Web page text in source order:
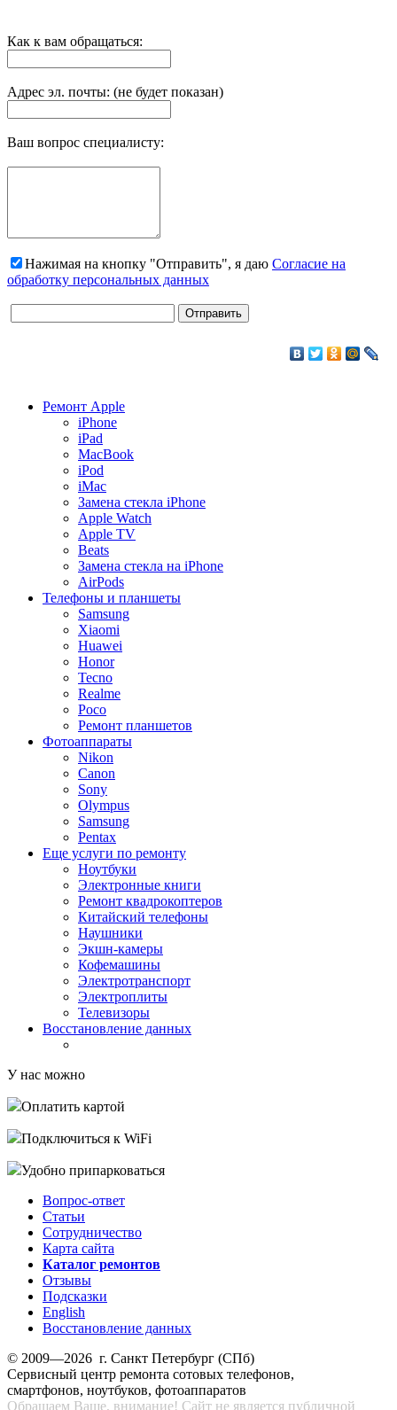
Как к вам обращаться:
Адрес эл. почты: (не будет показан)
Ваш вопрос специалисту:
Нажимая на кнопку "Отправить", я даю Согласие на
обработку персональных данных
Ремонт Apple
iPhone
iPad
MacBook
iPod
iMac
Замена стекла iPhone
Apple Watch
Apple TV
Beats
Замена стекла на iPhone
AirPods
Телефоны и планшеты
Samsung
Xiaomi
Huawei
Honor
Tecno
Realme
Poco
Ремонт планшетов
Фотоаппараты
Nikon
Canon
Sony
Olympus
Samsung
Pentax
Еще услуги по ремонту
Ноутбуки
Электронные книги
Ремонт квадрокоптеров
Китайский телефоны
Наушники
Экшн-камеры
Кофемашины
Электротранспорт
Электроплиты
Телевизоры
Восстановление данных
У нас можно
Оплатить картой
Подключиться к WiFi
Удобно припарковаться
Вопрос-ответ
Статьи
Сотрудничество
Карта сайта
Каталог ремонтов
Отзывы
Подсказки
English
Восстановление данных
© 2009—2026 г. Санкт Петербург (СПб)
Сервисный центр ремонта сотовых телефонов,
смартфонов, ноутбуков, фотоаппаратов
Обращаем Ваше, внимание! Сайт не является публичной